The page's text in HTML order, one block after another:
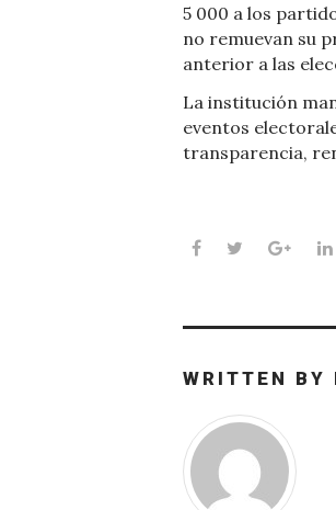
5 000 a los
no remuevan su
anterior a las
La institución
eventos
transparencia,
Facebook
Twitter
WRITTEN BY